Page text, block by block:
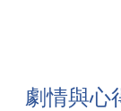
劇情與心